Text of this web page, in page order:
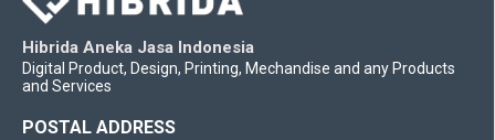
Hibrida Aneka Jasa Indonesia
Digital Product, Design, Printing, Mechandise and any Products
and Services
POSTAL ADDRESS